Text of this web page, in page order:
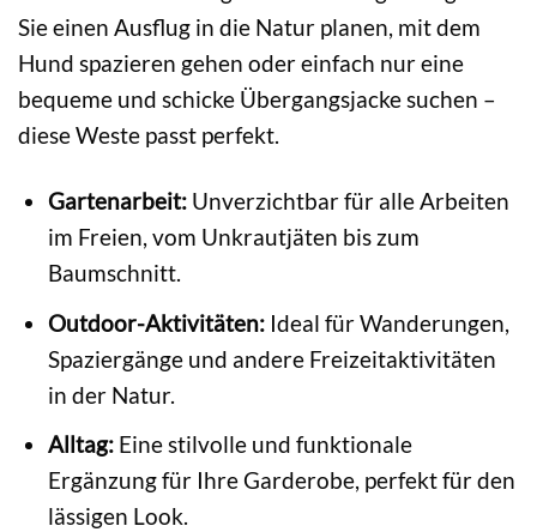
Sie einen Ausflug in die Natur planen, mit dem
Hund spazieren gehen oder einfach nur eine
bequeme und schicke Übergangsjacke suchen –
diese Weste passt perfekt.
Gartenarbeit:Unverzichtbar für alle Arbeiten
im Freien, vom Unkrautjäten bis zum
Baumschnitt.
Outdoor-Aktivitäten:Ideal für Wanderungen,
Spaziergänge und andere Freizeitaktivitäten
in der Natur.
Alltag:Eine stilvolle und funktionale
Ergänzung für Ihre Garderobe, perfekt für den
lässigen Look.